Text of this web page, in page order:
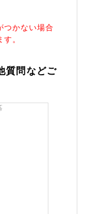
つかない場合
。
質問などご